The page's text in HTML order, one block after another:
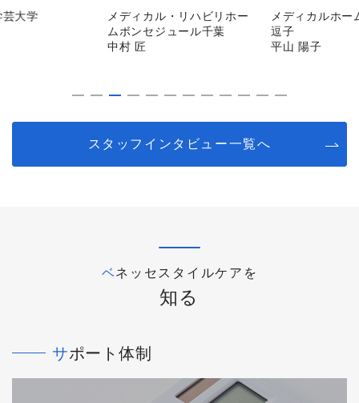
大学
メディカル・リハビリホー
ムボンセジュール千葉
中村 匠
メディカルホー
逗子
平山 陽子
スタッフインタビュー一覧へ
ベネッセスタイルケアを
知る
サポート体制